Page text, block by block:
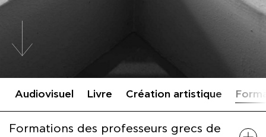
Αudiovisuel Livre Création artistique
Formations des professeurs grecs de